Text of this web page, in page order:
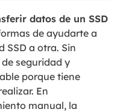
datos de un SSD
de ayudarte a
SSD a otra. Sin
seguridad y
porque tiene
En
manual, la